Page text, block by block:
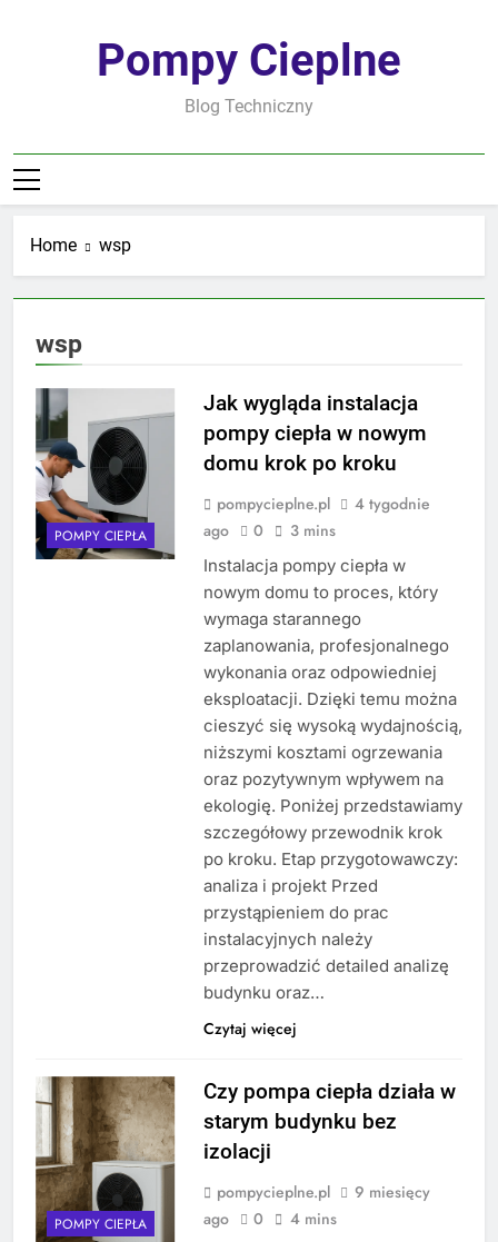
Pompy Cieplne
Blog Techniczny
Home wsp
wsp
POMPY CIEPŁA
Jak wygląda instalacja
pompy ciepła w nowym
domu krok po kroku
pompycieplne.pl
4 tygodnie
ago
0 3 mins
Instalacja pompy ciepła w
nowym domu to proces, który
wymaga starannego
zaplanowania, profesjonalnego
wykonania oraz odpowiedniej
eksploatacji. Dzięki temu można
cieszyć się wysoką wydajnością,
niższymi kosztami ogrzewania
oraz pozytywnym wpływem na
ekologię. Poniżej przedstawiamy
szczegółowy przewodnik krok
po kroku. Etap przygotowawczy:
analiza i projekt Przed
przystąpieniem do prac
instalacyjnych należy
przeprowadzić detailed analizę
budynku oraz…
Czytaj więcej
POMPY CIEPŁA
Czy pompa ciepła działa w
starym budynku bez
izolacji
pompycieplne.pl
9 miesięcy
ago
0 4 mins